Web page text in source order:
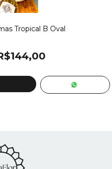
Tropical B Oval